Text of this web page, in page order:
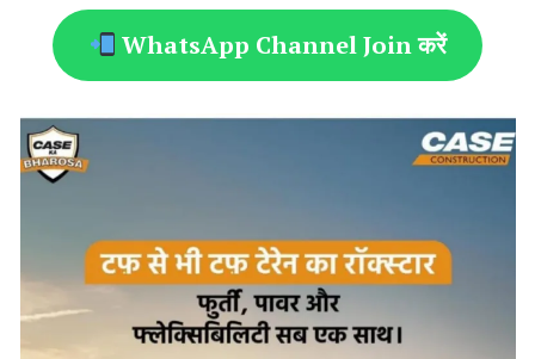
WhatsApp Channel Join करें